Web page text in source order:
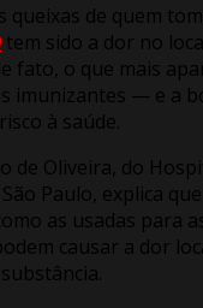
queixas de quem
tem sido a dor no
fato, o que mais
imunizantes — e a
à saúde.
de Oliveira, do
Paulo, explica
as usadas para
causar a dor